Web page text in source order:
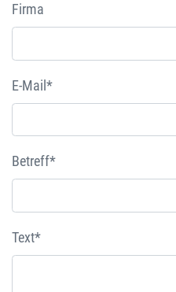
Firma
E-Mail*
Betreff*
Text*